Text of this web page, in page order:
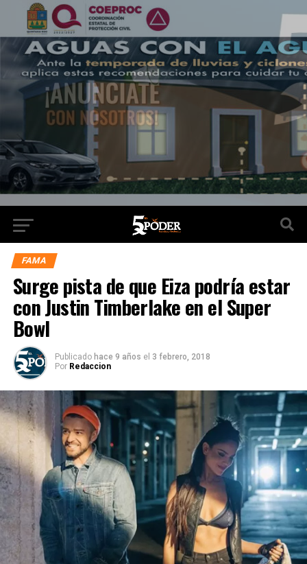
FAMA
Surge pista de que Eiza podría estar
con Justin Timberlake en el Super
Bowl
Publicado hace 9 años el 3 febrero, 2018
Por Redaccion